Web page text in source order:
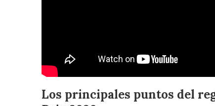
Los principales puntos del